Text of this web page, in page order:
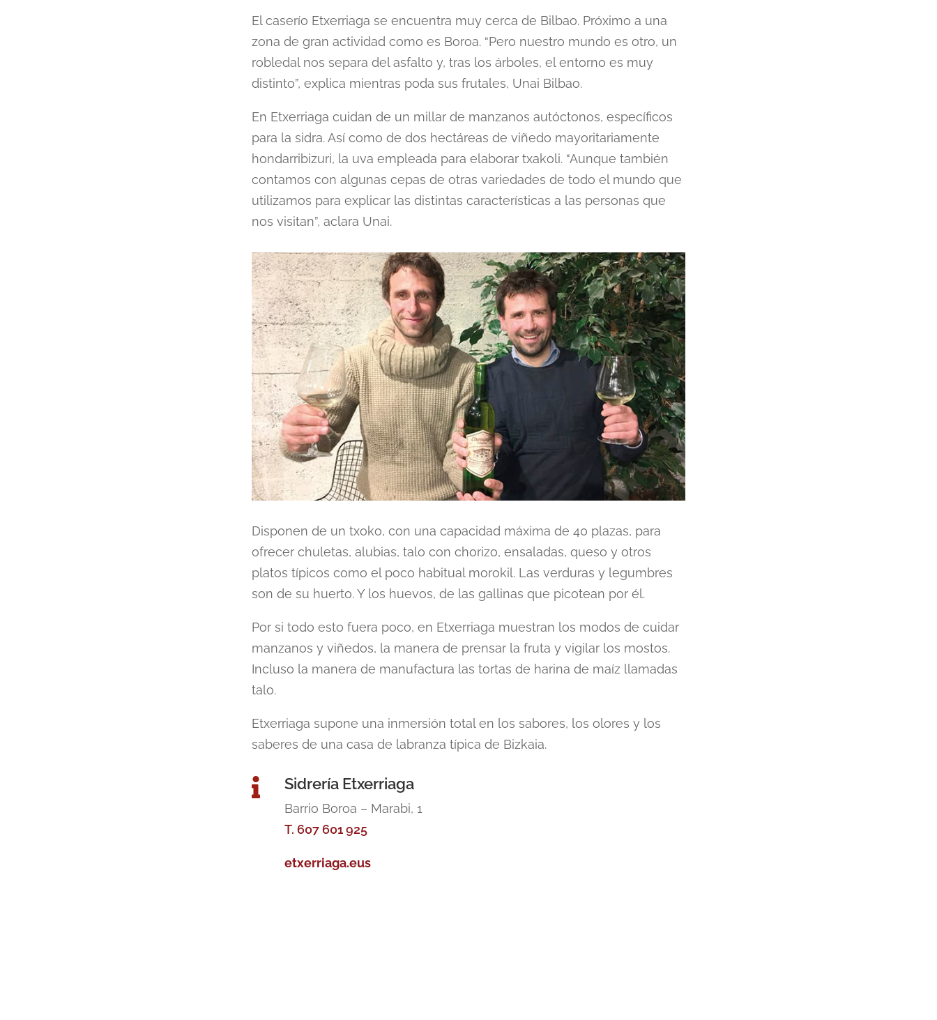
El caserío Etxerriaga se encuentra muy cerca de Bilbao. Próximo a una
zona de gran actividad como es Boroa. “Pero nuestro mundo es otro, un
robledal nos separa del asfalto y, tras los árboles, el entorno es muy
distinto”, explica mientras poda sus frutales, Unai Bilbao.
En Etxerriaga cuidan de un millar de manzanos autóctonos, específicos
para la sidra. Así como de dos hectáreas de viñedo mayoritariamente
hondarribizuri, la uva empleada para elaborar txakoli. “Aunque también
contamos con algunas cepas de otras variedades de todo el mundo que
utilizamos para explicar las distintas características a las personas que
nos visitan”, aclara Unai.
Disponen de un txoko, con una capacidad máxima de 40 plazas, para
ofrecer chuletas, alubias, talo con chorizo, ensaladas, queso y otros
platos típicos como el poco habitual morokil. Las verduras y legumbres
son de su huerto. Y los huevos, de las gallinas que picotean por él.
Por si todo esto fuera poco, en Etxerriaga muestran los modos de cuidar
manzanos y viñedos, la manera de prensar la fruta y vigilar los mostos.
Incluso la manera de manufactura las tortas de harina de maíz llamadas
talo.
Etxerriaga supone una inmersión total en los sabores, los olores y los
saberes de una casa de labranza típica de Bizkaia.
 Sidrería Etxerriaga
Barrio Boroa – Marabi, 1
T. 607 601 925
etxerriaga.eus